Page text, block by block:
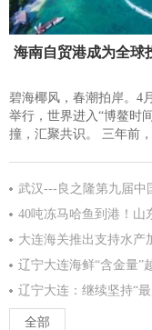
海南自贸港成为全球
碧海椰风，春潮拍岸。4
举行，世界进入“博鳌时
撞，汇聚共识。 三年前
武汉---良之隆第九届中
40吨冻马哈鱼到港！山
大连海关推出支持水产
辽宁大连海鲜“含金量”
辽宁大连：继续坚持“
全部